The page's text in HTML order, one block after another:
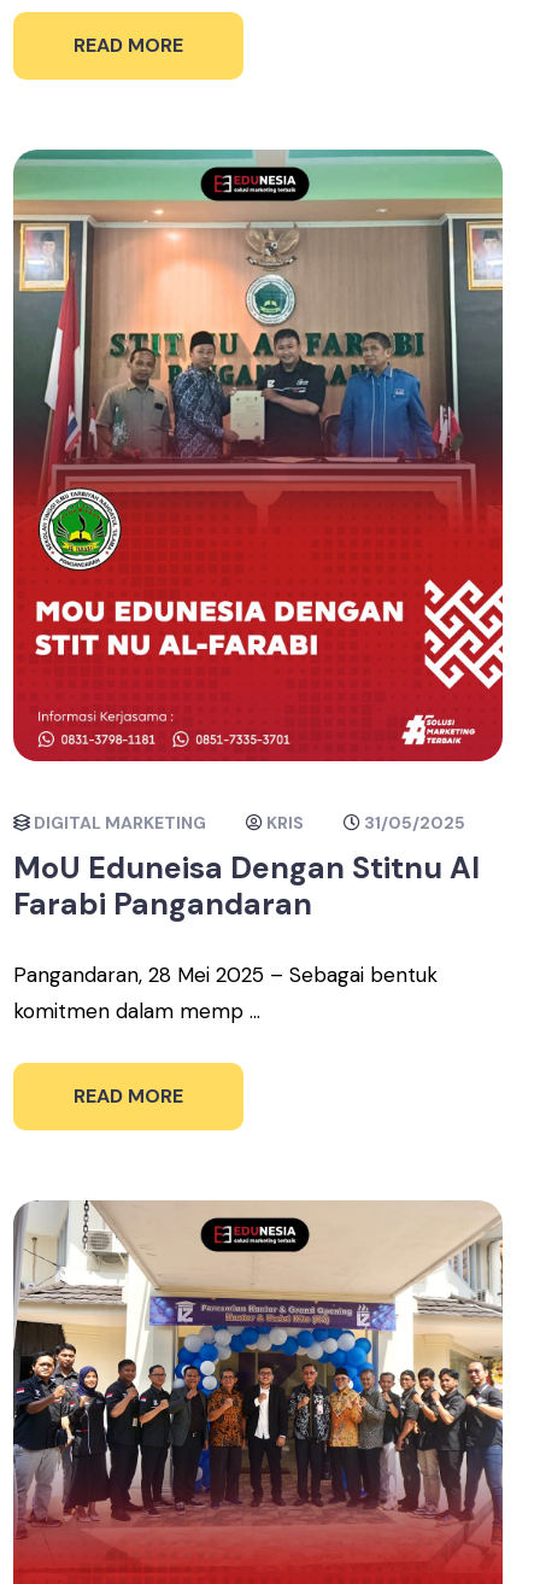
READ MORE
DIGITAL MARKETING KRIS 31/05/2025
MoU Eduneisa Dengan Stitnu Al
Farabi Pangandaran
Pangandaran, 28 Mei 2025 – Sebagai bentuk
komitmen dalam memp ...
READ MORE